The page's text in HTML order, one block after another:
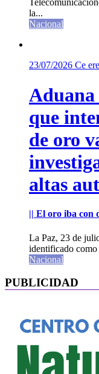
la...
Nacional
23/07/2026 Ce
que
de oro
altas
|| El oro iba con
La Paz, 23 de
identificado
Nacional
PUBLICIDAD